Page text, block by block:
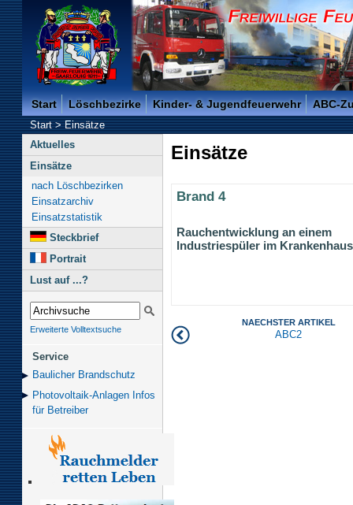
Freiwillige Feuerwehr der Kreisstadt Saarlouis -
Start Löschbezirke Kinder- & Jugendfeuerwehr ABC-
Start>Einsätze
Aktuelles
Einsätze
nach Löschbezirken
Einsatzarchiv
Einsatzstatistik
Steckbrief
Portrait
Lust auf ...?
Erweiterte Volltextsuche
Service
Baulicher Brand­schutz
Photovoltaik-Anlagen Infos
für Betreiber
Einsätze
Brand 4
Rauchentwicklung an einem
Industriespüler im Krankenhaus
NAECHSTER ARTIKEL
ABC2